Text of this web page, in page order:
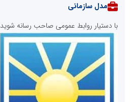
روابط عمومی خبرگزاری گزارش خبر
مدل سازمانی
با دستیار روابط عمومی صاحب رسانه شوید